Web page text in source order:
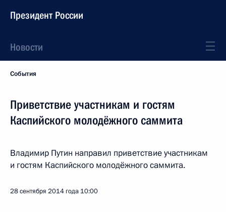
Президент России
Новости
События
Приветствие участникам и гостям
Каспийского молодёжного саммита
Владимир Путин направил приветствие участникам
и гостям Каспийского молодёжного саммита.
28 сентября 2014 года 10:00